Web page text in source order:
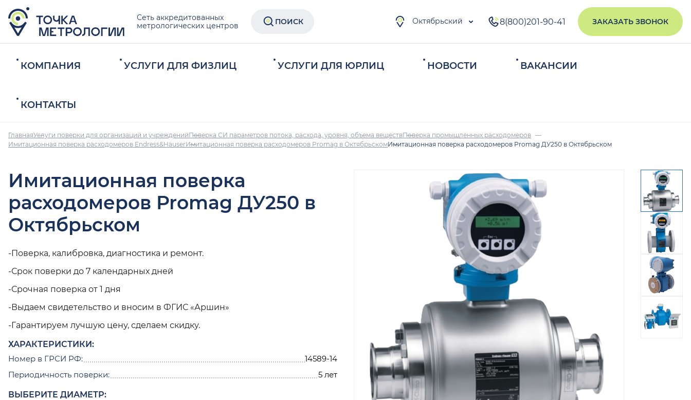
Сеть аккредитованных
метрологических центров
ПОИСК Октябрьский 8(800)201-90-41 ЗАКАЗАТЬ ЗВОНОК
КОМПАНИЯ УСЛУГИ ДЛЯ ФИЗЛИЦ УСЛУГИ ДЛЯ ЮРЛИЦ НОВОСТИ ВАКАНСИИ
КОНТАКТЫ
ГлавнаяУслуги поверки для организаций и учрежденийПоверка СИ параметров потока, расхода, уровня, объема веществПоверка промышленных расходомеров
Имитационная поверка расходомеров Endress&HauserИмитационная поверка расходомеров Promag в ОктябрьскомИмитационная поверка расходомеров Promag ДУ250 в Октябрьском
Имитационная поверка
расходомеров Promag ДУ250 в
Октябрьском
-Поверка, калибровка, диагностика и ремонт.
-Срок поверки до 7 календарных дней
-Срочная поверка от 1 дня
-Выдаем свидетельство и вносим в ФГИС «Аршин»
-Гарантируем лучшую цену, сделаем скидку.
ХАРАКТЕРИСТИКИ:
Номер в ГРСИ РФ:
14589-14
Периодичность поверки:
5 лет
ВЫБЕРИТЕ ДИАМЕТР: